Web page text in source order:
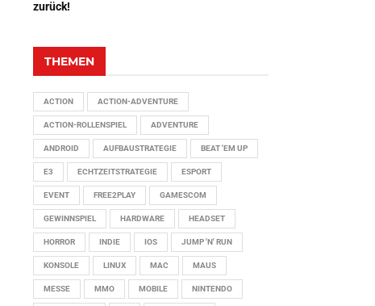
zurück!
THEMEN
ACTION ACTION-ADVENTURE
ACTION-ROLLENSPIEL ADVENTURE
ANDROID AUFBAUSTRATEGIE BEAT 'EM UP
E3 ECHTZEITSTRATEGIE ESPORT
EVENT FREE2PLAY GAMESCOM
GEWINNSPIEL HARDWARE HEADSET
HORROR INDIE IOS JUMP 'N' RUN
KONSOLE LINUX MAC MAUS
MESSE MMO MOBILE NINTENDO